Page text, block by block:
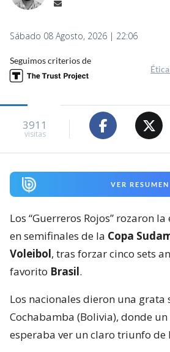
Sábado 08 Agosto, 2026 | 22:06
Seguimos criterios de
3911
visitas
VER RESUMEN
Los “Guerreros Rojos” rozaron la
en semifinales de la Copa
Voleibol, tras forzar cinco sets
favorito Brasil.
Los nacionales dieron una grata
Cochabamba (Bolivia), donde
esperaba ver un claro triunfo de